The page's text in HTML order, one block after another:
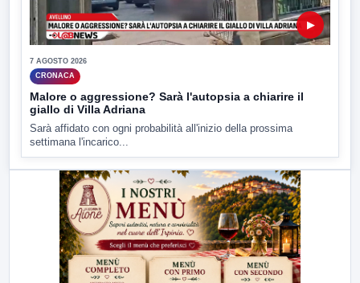
▶
7 AGOSTO 2026
CRONACA
Malore o aggressione? Sarà l'autopsia a chiarire il
giallo di Villa Adriana
Sarà affidato con ogni probabilità all'inizio della prossima
settimana l'incarico...